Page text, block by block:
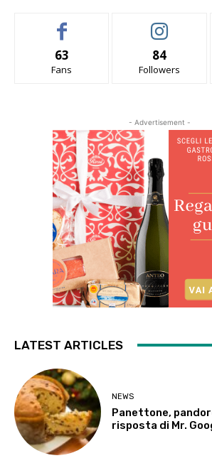
63
Fans
84
Followers
- Advertisement -
LATEST ARTICLES
NEWS
Panettone,
risposta di Mr.